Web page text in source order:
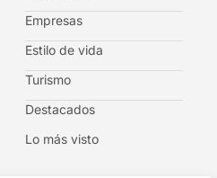
Empresas
Estilo de vida
Turismo
Destacados
Lo más visto